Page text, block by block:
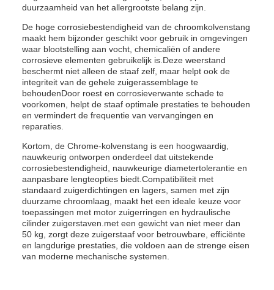
duurzaamheid van het allergrootste belang zijn.
De hoge corrosiebestendigheid van de chroomkolvenstang
maakt hem bijzonder geschikt voor gebruik in omgevingen
waar blootstelling aan vocht, chemicaliën of andere
corrosieve elementen gebruikelijk is.Deze weerstand
beschermt niet alleen de staaf zelf, maar helpt ook de
integriteit van de gehele zuigerassemblage te
behoudenDoor roest en corrosieverwante schade te
voorkomen, helpt de staaf optimale prestaties te behouden
en vermindert de frequentie van vervangingen en
reparaties.
Kortom, de Chrome-kolvenstang is een hoogwaardig,
nauwkeurig ontworpen onderdeel dat uitstekende
corrosiebestendigheid, nauwkeurige diametertolerantie en
aanpasbare lengteopties biedt.Compatibiliteit met
standaard zuigerdichtingen en lagers, samen met zijn
duurzame chroomlaag, maakt het een ideale keuze voor
toepassingen met motor zuigerringen en hydraulische
cilinder zuigerstaven.met een gewicht van niet meer dan
50 kg, zorgt deze zuigerstaaf voor betrouwbare, efficiënte
en langdurige prestaties, die voldoen aan de strenge eisen
van moderne mechanische systemen.